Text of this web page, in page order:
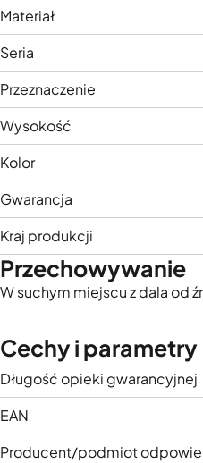
Materiał
Seria
Przeznaczenie
Wysokość
Kolor
Gwarancja
Kraj produkcji
Przechowywanie
W suchym miejscu z dala od
Cechy i parametry
Długość opieki gwarancyjnej
EAN
Producent/podmiot